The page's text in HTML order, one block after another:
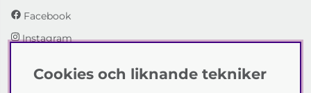
Facebook
Instagram
Emmaboda Möbler AB
Cookies och liknande tekniker